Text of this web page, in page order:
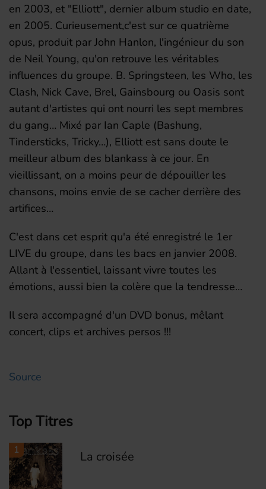
en 2003, et "Elliott", dernier album studio en date,
en 2005. Curieusement,c'est sur ce quatrième
opus, produit par John Hanlon, l'ingénieur du son
de Neil Young, qu'on retrouve les véritables
influences du groupe. B. Springsteen, les Who, les
Clash, Nick Cave, Brel, Gainsbourg ou Oasis sont
autant d'artistes qui ont nourri les sept membres
du gang… Mixé par Ian Caple (Bashung,
Tindersticks, Tricky…), Elliott est sans doute le
meilleur album des blankass à ce jour. En
vieillissant, on a moins peur de dépouiller les
chansons, moins envie de se cacher derrière des
artifices…
C'est dans cet esprit qu'a été enregistré le 1er
LIVE du groupe, dans les bacs en janvier 2008.
Allant à l'essentiel, laissant vivre toutes les
émotions, aussi bien la colère que la tendresse…
Il sera accompagné d'un DVD bonus, mêlant
concert, clips et archives persos !!!
Source
Top Titres
1 La croisée